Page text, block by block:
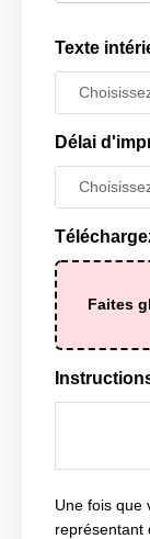
Texte
Délai
Faites
Une fois que
représentant